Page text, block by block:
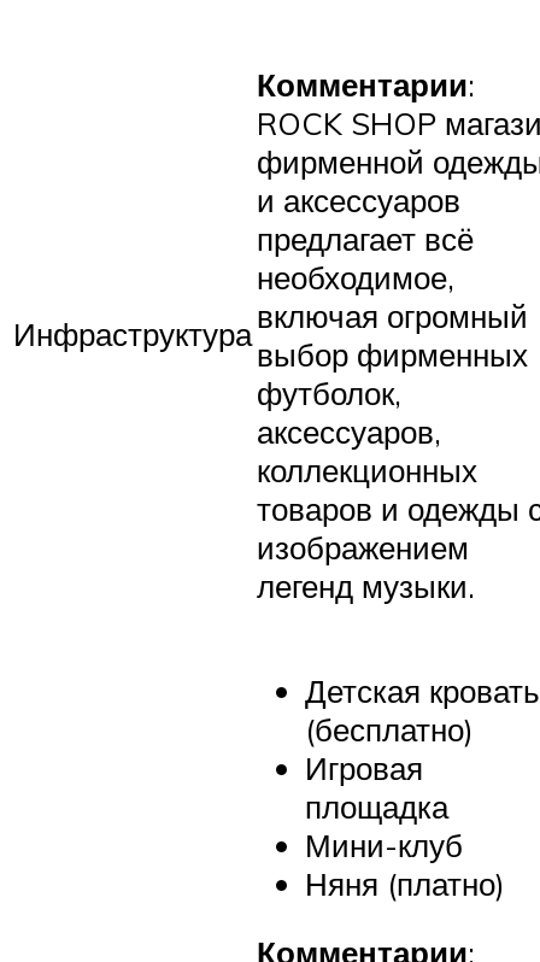
Инфраструктура
Комментарии:
ROCK SHOP
фирменной
и аксессуаров
предлагает всё
необходимое,
включая огромный
выбор фирменных
футболок,
аксессуаров,
коллекционных
товаров и одежды
изображением
легенд музыки.
Детская кровать
(бесплатно)
Игровая
площадка
Мини-клуб
Няня (платно)
Комментарии: